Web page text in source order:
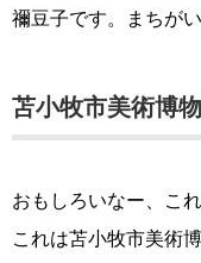
禰豆子です。まちが
苫小牧市美術博
おもしろいなー、これ
これは苫小牧市美術